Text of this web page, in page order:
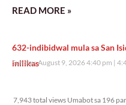
READ MORE »
632-indibidwal mula sa San
inilikas
Sunday, August 9, 2026 4:40 pm
7,943 total views Umabot sa 196